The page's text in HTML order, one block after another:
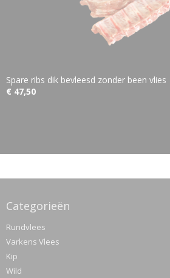
Spare ribs dik bevleesd zonder been vlies
€ 47,50
Categorieën
Rundvlees
Varkens Vlees
Kip
Wild